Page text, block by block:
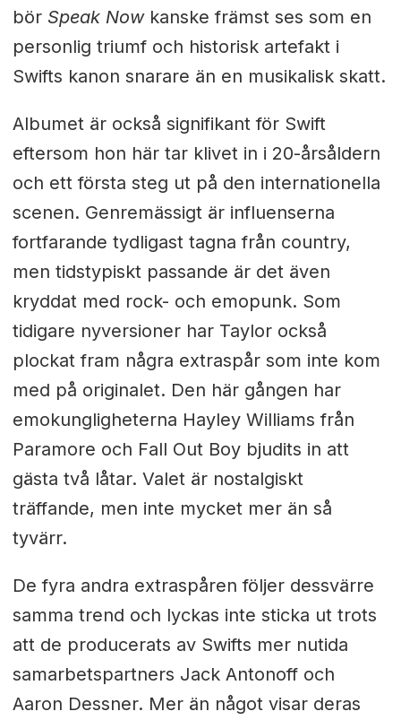
bör Speak Nowkanske främst ses som en
personlig triumf och historisk artefakt i
Swifts kanon snarare än en musikalisk skatt.
Albumet är också signifikant för Swift
eftersom hon här tar klivet in i 20-årsåldern
och ett första steg ut på den internationella
scenen. Genremässigt är influenserna
fortfarande tydligast tagna från country,
men tidstypiskt passande är det även
kryddat med rock- och emopunk. Som
tidigare nyversioner har Taylor också
plockat fram några extraspår som inte kom
med på originalet. Den här gången har
emokungligheterna Hayley Williams från
Paramore och Fall Out Boy bjudits in att
gästa två låtar. Valet är nostalgiskt
träffande, men inte mycket mer än så
tyvärr.
De fyra andra extraspåren följer dessvärre
samma trend och lyckas inte sticka ut trots
att de producerats av Swifts mer nutida
samarbetspartners Jack Antonoff och
Aaron Dessner. Mer än något visar deras